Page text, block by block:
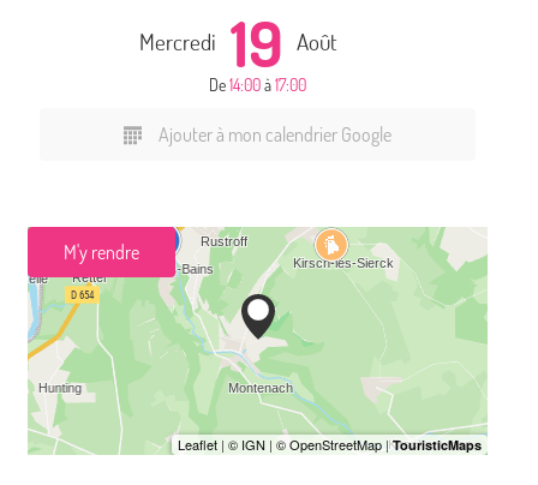
Mercredi 19 Août
De14:00à17:00
Ajouter à mon calendrier Google
M'y rendre